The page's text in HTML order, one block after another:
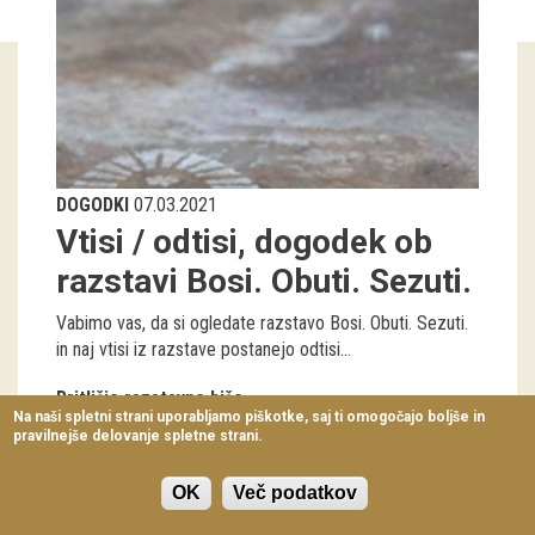
Virtualni sprehodi
Razstavni projekti
Napovednik
Arhiv razstav
dogodki
Koledar dogodkov
Prireditve
Predavanja
Delavnice
Vodeni ogledi
DOGODKI 07.03.2021
Vtisi / odtisi, dogodek ob
razstavi Bosi. Obuti. Sezuti.
Vabimo vas, da si ogledate razstavo Bosi. Obuti. Sezuti.
in naj vtisi iz razstave postanejo odtisi...
Pritličje razstavne hiše
nedelja, 7. marec 2021 - 10:00
Na naši spletni strani uporabljamo piškotke, saj ti omogočajo boljše in
pravilnejše delovanje spletne strani.
OK Več podatkov